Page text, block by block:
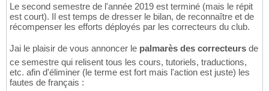
Le second semestre de l'année 2019 est terminé (mais le répit
est court). Il est temps de dresser le bilan, de reconnaître et de
récompenser les efforts déployés par les correcteurs du club.
Jai le plaisir de vous annoncer le palmarès des correcteurs de
ce semestre qui relisent tous les cours, tutoriels, traductions,
etc. afin d'éliminer (le terme est fort mais l'action est juste) les
fautes de français :